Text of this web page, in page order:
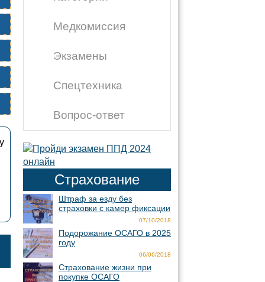
Медкомиссия
Экзамены
Спецтехника
Вопрос-ответ
Страхование
Штраф за езду без
страховки с камер фиксации
07/10/2018
Подорожание ОСАГО в 2025
году
06/06/2018
Страхование жизни при
покупке ОСАГО